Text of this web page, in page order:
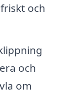
och
och
om